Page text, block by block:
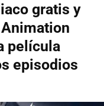
gratis y
película
episodios